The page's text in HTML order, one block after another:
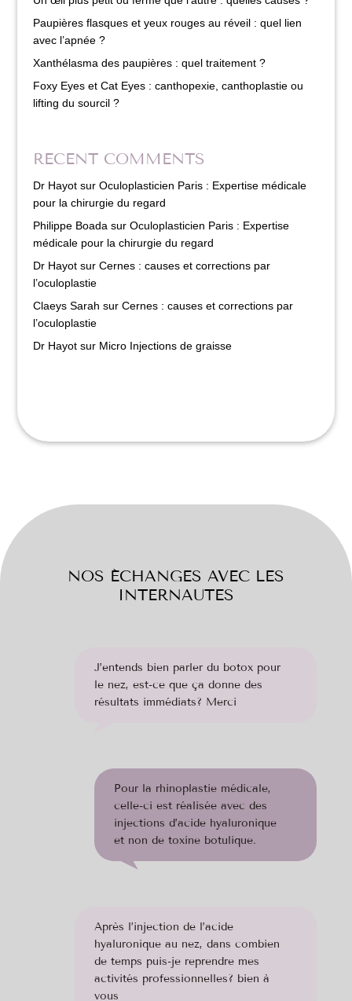
Paupières flasques et yeux rouges au réveil : quel lien
avec l’apnée ?
Xanthélasma des paupières : quel traitement ?
Foxy Eyes et Cat Eyes : canthopexie, canthoplastie ou
lifting du sourcil ?
RECENT COMMENTS
Dr Hayot surOculoplasticien Paris : Expertise médicale
pour la chirurgie du regard
Philippe Boada surOculoplasticien Paris : Expertise
médicale pour la chirurgie du regard
Dr Hayot surCernes : causes et corrections par
l’oculoplastie
Claeys Sarah surCernes : causes et corrections par
l’oculoplastie
Dr Hayot sur Micro Injections de graisse
NOS ÉCHANGES AVEC LES
INTERNAUTES
J’entends bien parler du botox pour
le nez, est-ce que ça donne des
résultats immédiats? Merci
Pour la rhinoplastie médicale,
celle-ci est réalisée avec des
injections d’acide hyaluronique
et non de toxine botulique.
Après l’injection de l’acide
hyaluronique au nez, dans combien
de temps puis-je reprendre mes
activités professionnelles? bien à
vous